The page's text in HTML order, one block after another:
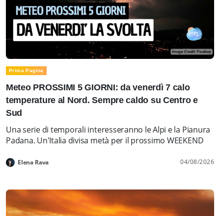
Prima Pagina
Meteo PROSSIMI 5 GIORNI: da venerdì 7 calo
temperature al Nord. Sempre caldo su Centro e
Sud
Una serie di temporali interesseranno le Alpi e la Pianura
Padana. Un'Italia divisa metà per il prossimo WEEKEND
Elena Rava 04/08/2026